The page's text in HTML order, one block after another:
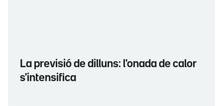
La previsió de dilluns: l'onada de calor
s'intensifica